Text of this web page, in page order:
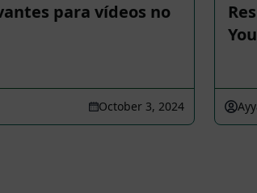
para vídeos no
October 3, 2024